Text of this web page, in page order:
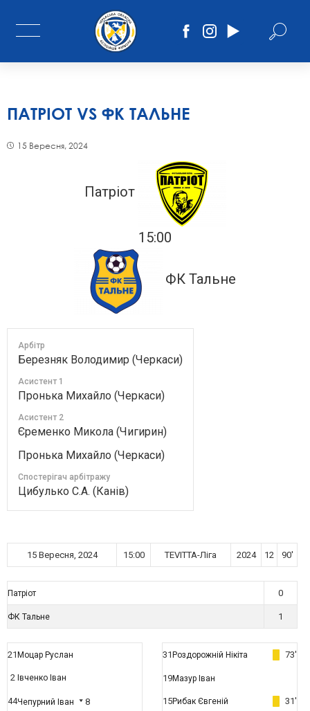
ПАТРІОТ VS ФК ТАЛЬНЕ
15 Вересня, 2024
Патріот
15:00
ФК Тальне
Арбітр
Березняк Володимир (Черкаси)
Асистент 1
Пронька Михайло (Черкаси)
Асистент 2
Єременко Микола (Чигирин)
Пронька Михайло (Черкаси)
Спостерігач арбітражу
Цибулько С.А. (Канів)
15 Вересня, 2024 15:00 TEVITTA-Ліга 2024 12 90'
Патріот 0
ФК Тальне 1
21 Моцар Руслан
2 Івченко Іван
44Чепурний Іван 8
31 Роздорожній Нікіта 73'
19Мазур Іван
15Рибак Євгеній 31'